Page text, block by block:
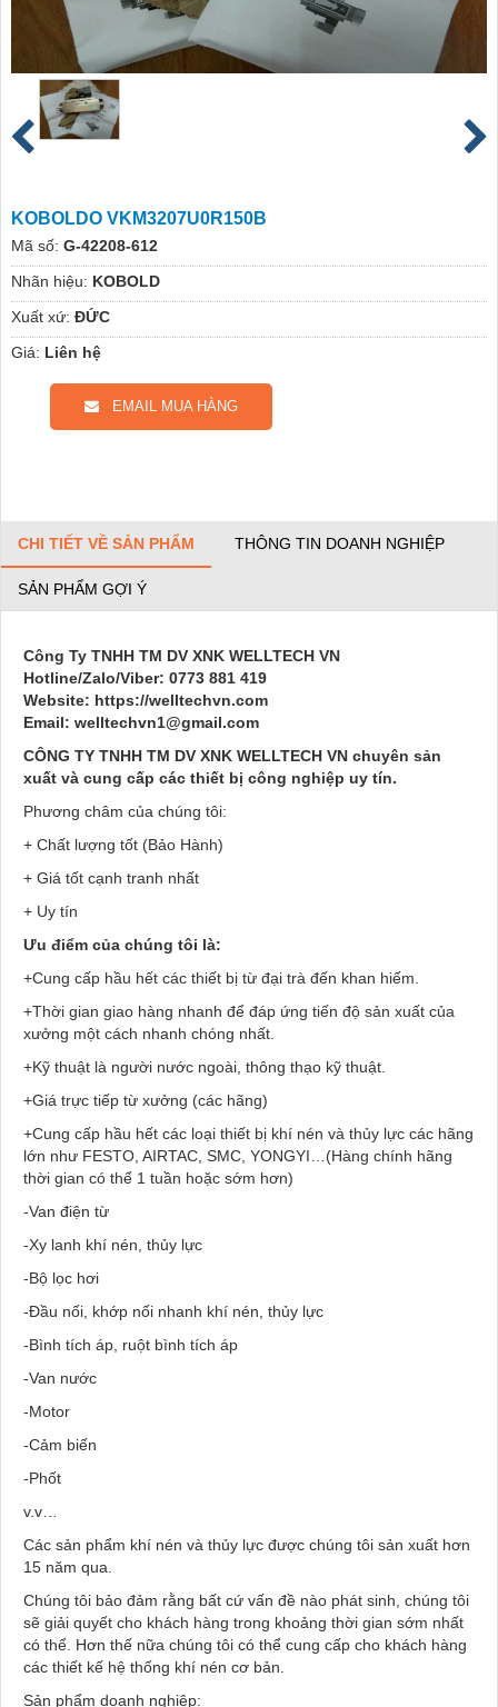
KOBOLDO VKM3207U0R150B
Mã số: G-42208-612
Nhãn hiệu: KOBOLD
Xuất xứ: ĐỨC
Giá: Liên hệ
EMAIL MUA HÀNG
CHI TIẾT VỀ SẢN PHẨM THÔNG TIN DOANH NGHIỆP
SẢN PHẨM GỢI Ý
Công Ty TNHH TM DV XNK WELLTECH VN
Hotline/Zalo/Viber: 0773 881 419
Website: https://welltechvn.com
Email: welltechvn1@gmail.com
CÔNG TY TNHH TM DV XNK WELLTECH VN chuyên sản
xuất và cung cấp các thiết bị công nghiệp uy tín.
Phương châm của chúng tôi:
+ Chất lượng tốt (Bảo Hành)
+ Giá tốt cạnh tranh nhất
+ Uy tín
Ưu điểm của chúng tôi là:
+Cung cấp hầu hết các thiết bị từ đại trà đến khan hiếm.
+Thời gian giao hàng nhanh để đáp ứng tiến độ sản xuất của
xưởng một cách nhanh chóng nhất.
+Kỹ thuật là người nước ngoài, thông thạo kỹ thuật.
+Giá trực tiếp từ xưởng (các hãng)
+Cung cấp hầu hết các loại thiết bị khí nén và thủy lực các hãng
lớn như FESTO, AIRTAC, SMC, YONGYI…(Hàng chính hãng
thời gian có thể 1 tuần hoặc sớm hơn)
-Van điện từ
-Xy lanh khí nén, thủy lực
-Bộ lọc hơi
-Đầu nối, khớp nối nhanh khí nén, thủy lực
-Bình tích áp, ruột bình tích áp
-Van nước
-Motor
-Cảm biến
-Phốt
v.v…
Các sản phẩm khí nén và thủy lực được chúng tôi sản xuất hơn
15 năm qua.
Chúng tôi bảo đảm rằng bất cứ vấn đề nào phát sinh, chúng tôi
sẽ giải quyết cho khách hàng trong khoảng thời gian sớm nhất
có thể. Hơn thế nữa chúng tôi có thể cung cấp cho khách hàng
các thiết kế hệ thống khí nén cơ bản.
Sản phẩm doanh nghiệp: